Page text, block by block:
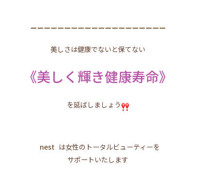
ーーーーーーーーーーーーーーーーーーーー
美しさは健康でないと保てない
《美しく輝き健康寿命》
を延ばしましょう
nest は女性のトータルビューティーを
サポートいたします